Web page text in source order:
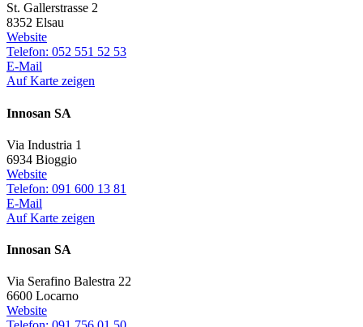
St. Gallerstrasse 2
8352 Elsau
Website
Telefon: 052 551 52 53
E-Mail
Auf Karte zeigen
Innosan SA
Via Industria 1
6934 Bioggio
Website
Telefon: 091 600 13 81
E-Mail
Auf Karte zeigen
Innosan SA
Via Serafino Balestra 22
6600 Locarno
Website